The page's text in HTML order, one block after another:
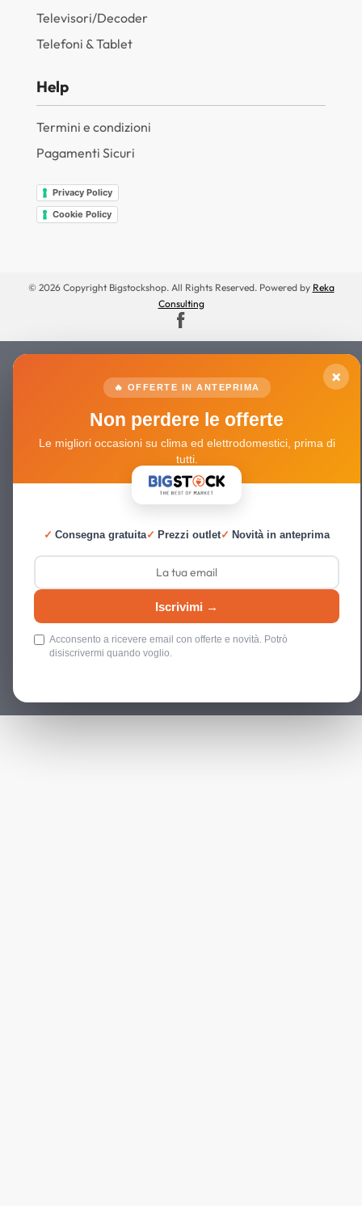
Televisori/Decoder
Telefoni & Tablet
Help
Termini e condizioni
Pagamenti Sicuri
Privacy Policy
Cookie Policy
© 2026 Copyright Bigstockshop. All Rights Reserved. Powered by Reka
Consulting
×
🔥 OFFERTE IN ANTEPRIMA
Non perdere le offerte
Le migliori occasioni su clima ed elettrodomestici, prima di
tutti.
✓ Consegna gratuita✓ Prezzi outlet✓ Novità in anteprima
Iscrivimi →
Acconsento a ricevere email con offerte e novità. Potrò
disiscrivermi quando voglio.